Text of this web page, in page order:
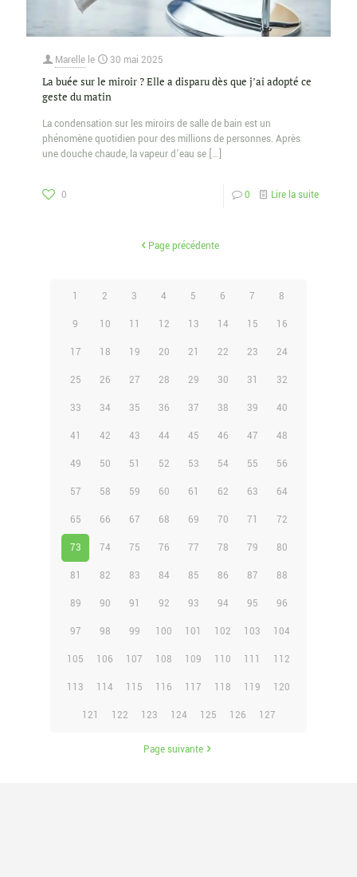
Marelle le 30 mai 2025
La buée sur le miroir ? Elle a disparu dès que j’ai adopté ce
geste du matin
La condensation sur les miroirs de salle de bain est un
phénomène quotidien pour des millions de personnes. Après
une douche chaude, la vapeur d’eau se […]
0 0 Lire la suite
Page précédente
1 2 3 4 5 6 7 8
9 10 11 12 13 14 15 16
17 18 19 20 21 22 23 24
25 26 27 28 29 30 31 32
33 34 35 36 37 38 39 40
41 42 43 44 45 46 47 48
49 50 51 52 53 54 55 56
57 58 59 60 61 62 63 64
65 66 67 68 69 70 71 72
73 74 75 76 77 78 79 80
81 82 83 84 85 86 87 88
89 90 91 92 93 94 95 96
97 98 99 100 101 102 103 104
105 106 107 108 109 110 111 112
113 114 115 116 117 118 119 120
121 122 123 124 125 126 127
Page suivante